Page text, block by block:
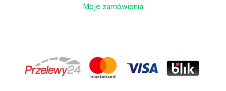
Moje zamówienia